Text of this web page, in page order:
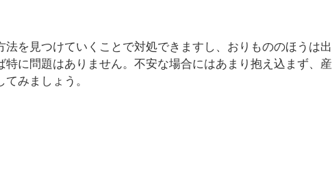
を見つけていくことで対処できますし、おりもののほうは出
特に問題はありません。不安な場合にはあまり抱え込まず、産
みましょう。